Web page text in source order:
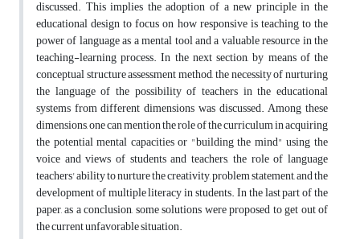
discussed. This implies the adoption of a new principle in the
educational design to focus on how responsive is teaching to the
power of language as a mental tool and a valuable resource in the
teaching-learning process. In the next section, by means of the
conceptual structure assessment method, the necessity of nurturing
the language of the possibility of teachers in the educational
systems from different dimensions was discussed. Among these
dimensions, one can mention the role of the curriculum in acquiring
the potential mental capacities or "building the mind" using the
voice and views of students and teachers, the role of language
teachers' ability to nurture the creativity, problem statement, and the
development of multiple literacy in students. In the last part of the
paper, as a conclusion, some solutions were proposed to get out of
the current unfavorable situation.